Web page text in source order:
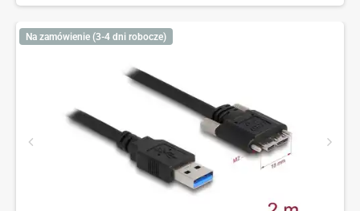
Na zamówienie (3-4 dni robocze)